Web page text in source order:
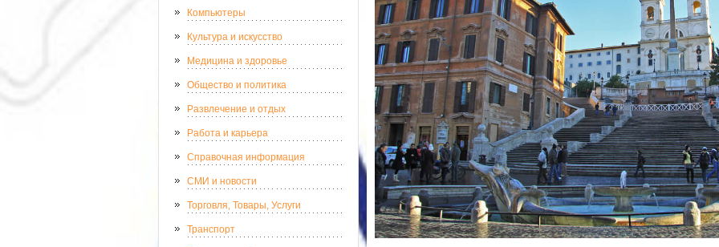
Компьютеры
Культура и искусство
Медицина и здоровье
Общество и политика
Развлечение и отдых
Работа и карьера
Справочная информация
СМИ и новости
Торговля, Товары, Услуги
Транспорт